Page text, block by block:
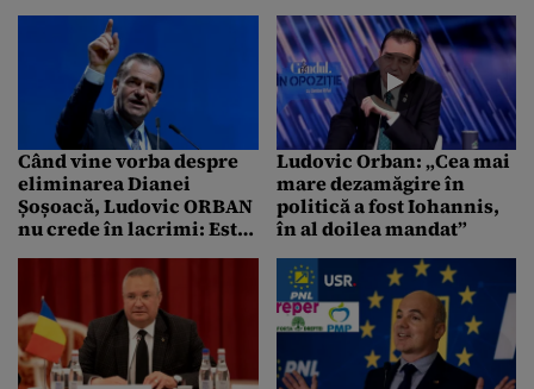
Ucraina”
Când vine vorba despre
eliminarea Dianei
Șoșoacă, Ludovic ORBAN
nu crede în lacrimi: Este
propagandei rusești
Ludovic Orban: „Cea mai
mare dezamăgire în
politică a fost Iohannis,
în al doilea mandat”